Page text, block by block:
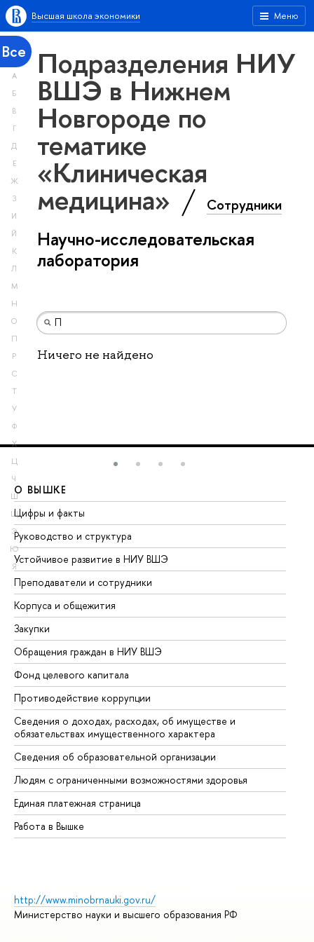
Меню
Высшая школа экономики
Все
А
Б
В
Г
Д
Е
Ж
З
И
Й
К
Л
М
Н
О
П
Р
С
Т
У
Ф
Х
Ц
Ч
Ш
Щ
Э
Ю
Я
Подразделения НИУ
ВШЭ в Нижнем
Новгороде по
тематике
«Клиническая
медицина» Сотрудники
Научно-исследовательская
лаборатория
Ничего не найдено
О ВЫШКЕ
Цифры и факты
Руководство и структура
Устойчивое развитие в НИУ ВШЭ
Преподаватели и сотрудники
Корпуса и общежития
Закупки
Обращения граждан в НИУ ВШЭ
Фонд целевого капитала
Противодействие коррупции
Сведения о доходах, расходах, об имуществе и
обязательствах имущественного характера
Сведения об образовательной организации
Людям с ограниченными возможностями здоровья
Единая платежная страница
Работа в Вышке
http://www.minobrnauki.gov.ru/
Министерство науки и высшего образования РФ